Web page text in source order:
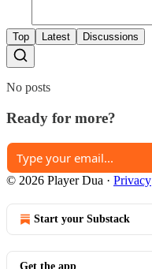
Top Latest Discussions
No posts
Ready for more?
© 2026 Player Dua · Privacy
Start your Substack
Get the app